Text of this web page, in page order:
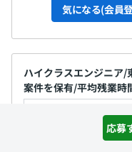
応募
気になる(会員
ハイクラスエンジニア/
案件を保有/平均残業時